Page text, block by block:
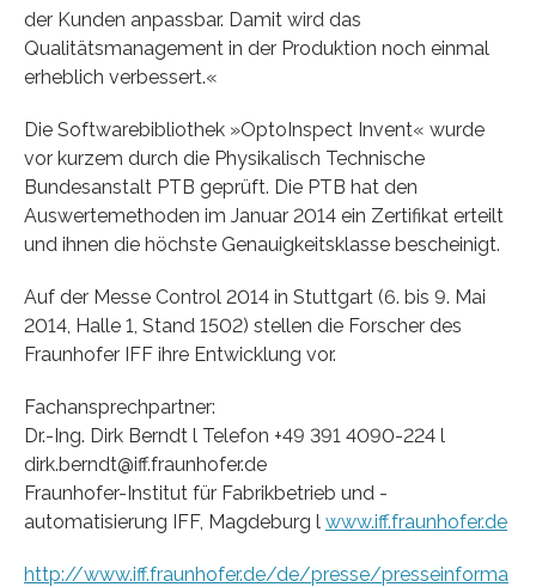
der Kunden anpassbar. Damit wird das
Qualitätsmanagement in der Produktion noch einmal
erheblich verbessert.«
Die Softwarebibliothek »OptoInspect Invent« wurde
vor kurzem durch die Physikalisch Technische
Bundesanstalt PTB geprüft. Die PTB hat den
Auswertemethoden im Januar 2014 ein Zertifikat erteilt
und ihnen die höchste Genauigkeitsklasse bescheinigt.
Auf der Messe Control 2014 in Stuttgart (6. bis 9. Mai
2014, Halle 1, Stand 1502) stellen die Forscher des
Fraunhofer IFF ihre Entwicklung vor.
Fachansprechpartner:
Dr.-Ing. Dirk Berndt l Telefon +49 391 4090-224 l
dirk.berndt@iff.fraunhofer.de
Fraunhofer-Institut für Fabrikbetrieb und -
automatisierung IFF, Magdeburg l www.iff.fraunhofer.de
http://www.iff.fraunhofer.de/de/presse/presseinforma